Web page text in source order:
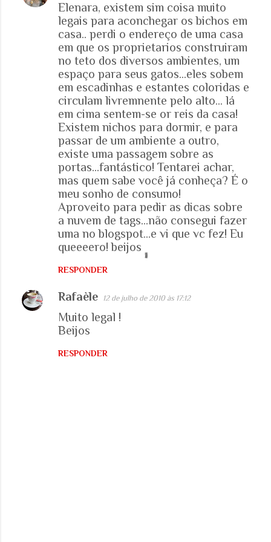
Elenara, existem sim coisa muito
legais para aconchegar os bichos em
casa.. perdi o endereço de uma casa
em que os proprietarios construiram
no teto dos diversos ambientes, um
espaço para seus gatos...eles sobem
em escadinhas e estantes coloridas e
circulam livremnente pelo alto... lá
em cima sentem-se or reis da casa!
Existem nichos para dormir, e para
passar de um ambiente a outro,
existe uma passagem sobre as
portas...fantástico! Tentarei achar,
mas quem sabe você já conheça? É o
meu sonho de consumo!
Aproveito para pedir as dicas sobre
a nuvem de tags...não consegui fazer
uma no blogspot...e vi que vc fez! Eu
queeeero! beijos
RESPONDER
Rafaèle 12 de julho de 2010 às 17:12
Muito legal !
Beijos
RESPONDER